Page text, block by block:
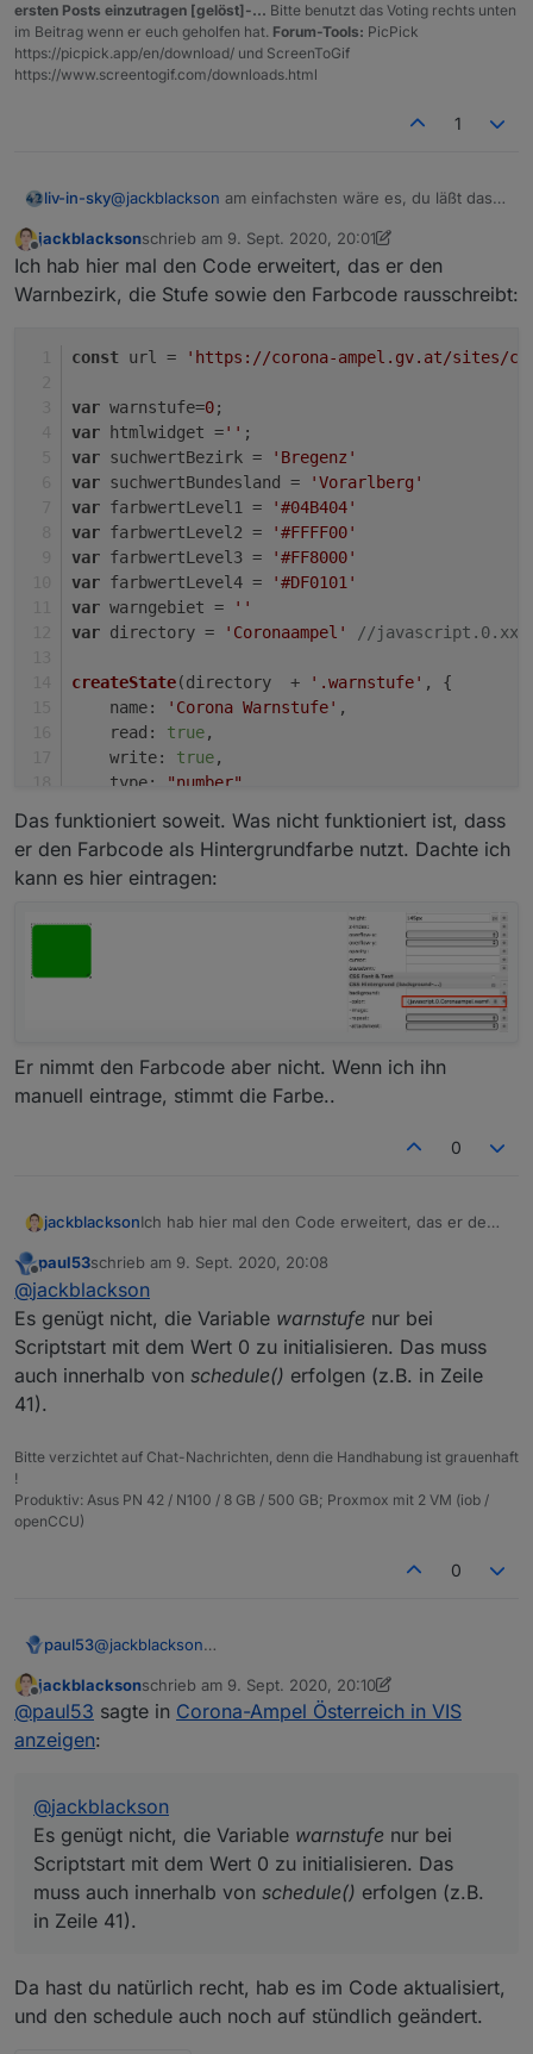
ersten Posts einzutragen [gelöst]-... Bitte benutzt das Voting rechts unten
im Beitrag wenn er euch geholfen hat. Forum-Tools: PicPick
https://picpick.app/en/download/ und ScreenToGif
https://www.screentogif.com/downloads.html
1
liv-in-sky@jackblackson am einfachsten wäre es, du läßt das
bzw 3 . dann hast einen dp mit dem du in der vis
alles machen kannst
Offline
jackblacksonschrieb am 9. Sept. 2020, 20:01
zuletzt editiert von jackblackson9. Okt. 2020, 07:03
Ich hab hier mal den Code erweitert, das er den
Warnbezirk, die Stufe sowie den Farbcode rausschreibt:
const url = 'https://corona-ampel.gv.at/sites/
var warnstufe=0;
var htmlwidget ='' ;
var suchwertBezirk =
'Bregenz'
var suchwertBundesland =
'Vorarlberg'
var farbwertLevel1 =
'#04B404'
var farbwertLevel2 =
'#FFFF00'
var farbwertLevel3 =
'#FF8000'
var farbwertLevel4 =
'#DF0101'
var warngebiet =
''
var directory = 'Coronaampel' //javascript.0.xxx
createState(directory  + '.warnstufe' , {
name: 'Corona Warnstufe' ,
read : true,
write: true,
type: "number"
});
createState(directory  +
name: 'Corona Warnfarbe'
});
schedule
    warnstufe =
0
request(url, function (err, response, json
let arr = JSON. parse(json).warnstufen
if(arr[i]. name == suchwertBezirk){
             warnstufe =
Number(arr[i].warnstufe
             warngebiet = suchwertBezirk
//log(' Warnstufe für ' +
                    warnstufe =
Number(arr[i].
warngebiet =
            }
        }
if (warnstufe == 0){
log
'Keine Warnung für '
+
        }
saveData
    });
Das funktioniert soweit. Was nicht funktioniert ist, dass
er den Farbcode als Hintergrundfarbe nutzt. Dachte ich
kann es hier eintragen:
Er nimmt den Farbcode aber nicht. Wenn ich ihn
manuell eintrage, stimmt die Farbe..
0
jackblacksonIch hab hier mal den Code erweitert, das er den
rausschreibt:
const url = 'https://corona-ampel.gv.at/
var warnstufe=0;
var htmlwidget ='';
var suchwertBezirk = 'Bregenz'
var suchwertBundesland = 'Vorarlberg'
var farbwertLevel3 = '#FF8000'
var farbwertLevel4 = '#DF0101'
var warngebiet = ''
createState(directory  + '.warnstufe', {
    type: "number",
    def: 0
    write: true,
    type: "string",
    def: ""
    write: true,
    type: "string",
Das funktioniert soweit. Was nicht funktioniert ist,
dass er den Farbcode als Hintergrundfarbe nutzt.
Dachte ich kann es hier eintragen:
Er nimmt den Farbcode aber nicht. Wenn ich ihn
manuell eintrage, stimmt die Farbe..
Offline
paul53schrieb am 9. Sept. 2020, 20:08
zuletzt editiert von
@jackblackson
Es genügt nicht, die Variable warnstufe nur bei
Scriptstart mit dem Wert 0 zu initialisieren. Das muss
auch innerhalb von schedule() erfolgen (z.B. in Zeile
41).
Bitte verzichtet auf Chat-Nachrichten, denn die Handhabung ist grauenhaft
!
Produktiv: Asus PN 42 / N100 / 8 GB / 500 GB; Proxmox mit 2 VM (iob /
openCCU)
0
paul53@jackblackson
Scriptstart mit dem Wert 0 zu initialisieren. Das muss
auch innerhalb vonschedule()erfolgen (z.B. in Zeile
41).
Offline
jackblacksonschrieb am 9. Sept. 2020, 20:10
zuletzt editiert von jackblackson9. Sept. 2020, 22:15
@paul53 sagte in Corona-Ampel Österreich in VIS
anzeigen:
@jackblackson
Es genügt nicht, die Variable warnstufe nur bei
Scriptstart mit dem Wert 0 zu initialisieren. Das
muss auch innerhalb von schedule() erfolgen (z.B.
in Zeile 41).
Da hast du natürlich recht, hab es im Code aktualisiert,
und den schedule auch noch auf stündlich geändert.